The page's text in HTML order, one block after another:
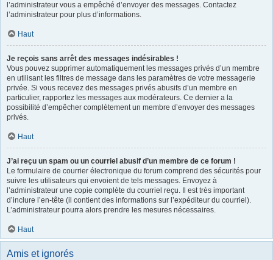
l’administrateur vous a empêché d’envoyer des messages. Contactez
l’administrateur pour plus d’informations.
Haut
Je reçois sans arrêt des messages indésirables !
Vous pouvez supprimer automatiquement les messages privés d’un membre
en utilisant les filtres de message dans les paramètres de votre messagerie
privée. Si vous recevez des messages privés abusifs d’un membre en
particulier, rapportez les messages aux modérateurs. Ce dernier a la
possibilité d’empêcher complètement un membre d’envoyer des messages
privés.
Haut
J’ai reçu un spam ou un courriel abusif d’un membre de ce forum !
Le formulaire de courrier électronique du forum comprend des sécurités pour
suivre les utilisateurs qui envoient de tels messages. Envoyez à
l’administrateur une copie complète du courriel reçu. Il est très important
d’inclure l’en-tête (il contient des informations sur l’expéditeur du courriel).
L’administrateur pourra alors prendre les mesures nécessaires.
Haut
Amis et ignorés